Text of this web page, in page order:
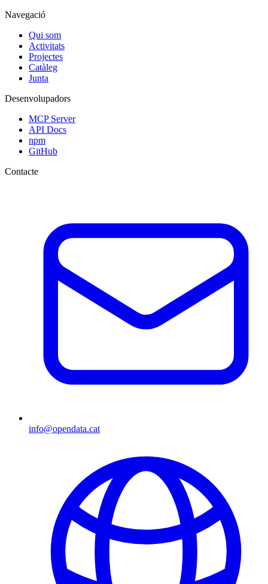
Navegació
Qui som
Activitats
Projectes
Catàleg
Junta
Desenvolupadors
MCP Server
API Docs
npm
GitHub
Contacte
info@opendata.cat